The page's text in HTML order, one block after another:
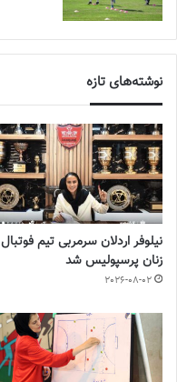
نوشته‌های تازه
نیلوفر اردلان سرمربی تیم فوتبال
زنان پرسپولیس شد
2026-08-02